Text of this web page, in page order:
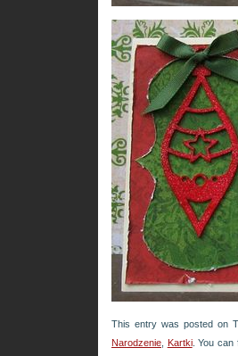
This entry was posted on
Narodzenie
Kartki. You can